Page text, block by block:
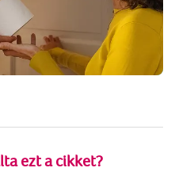
ezt a cikket?